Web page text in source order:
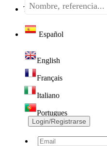
Teléfono:(+34) 968 320
Español
English
Français
Italiano
Portugues
Login/Registrarse